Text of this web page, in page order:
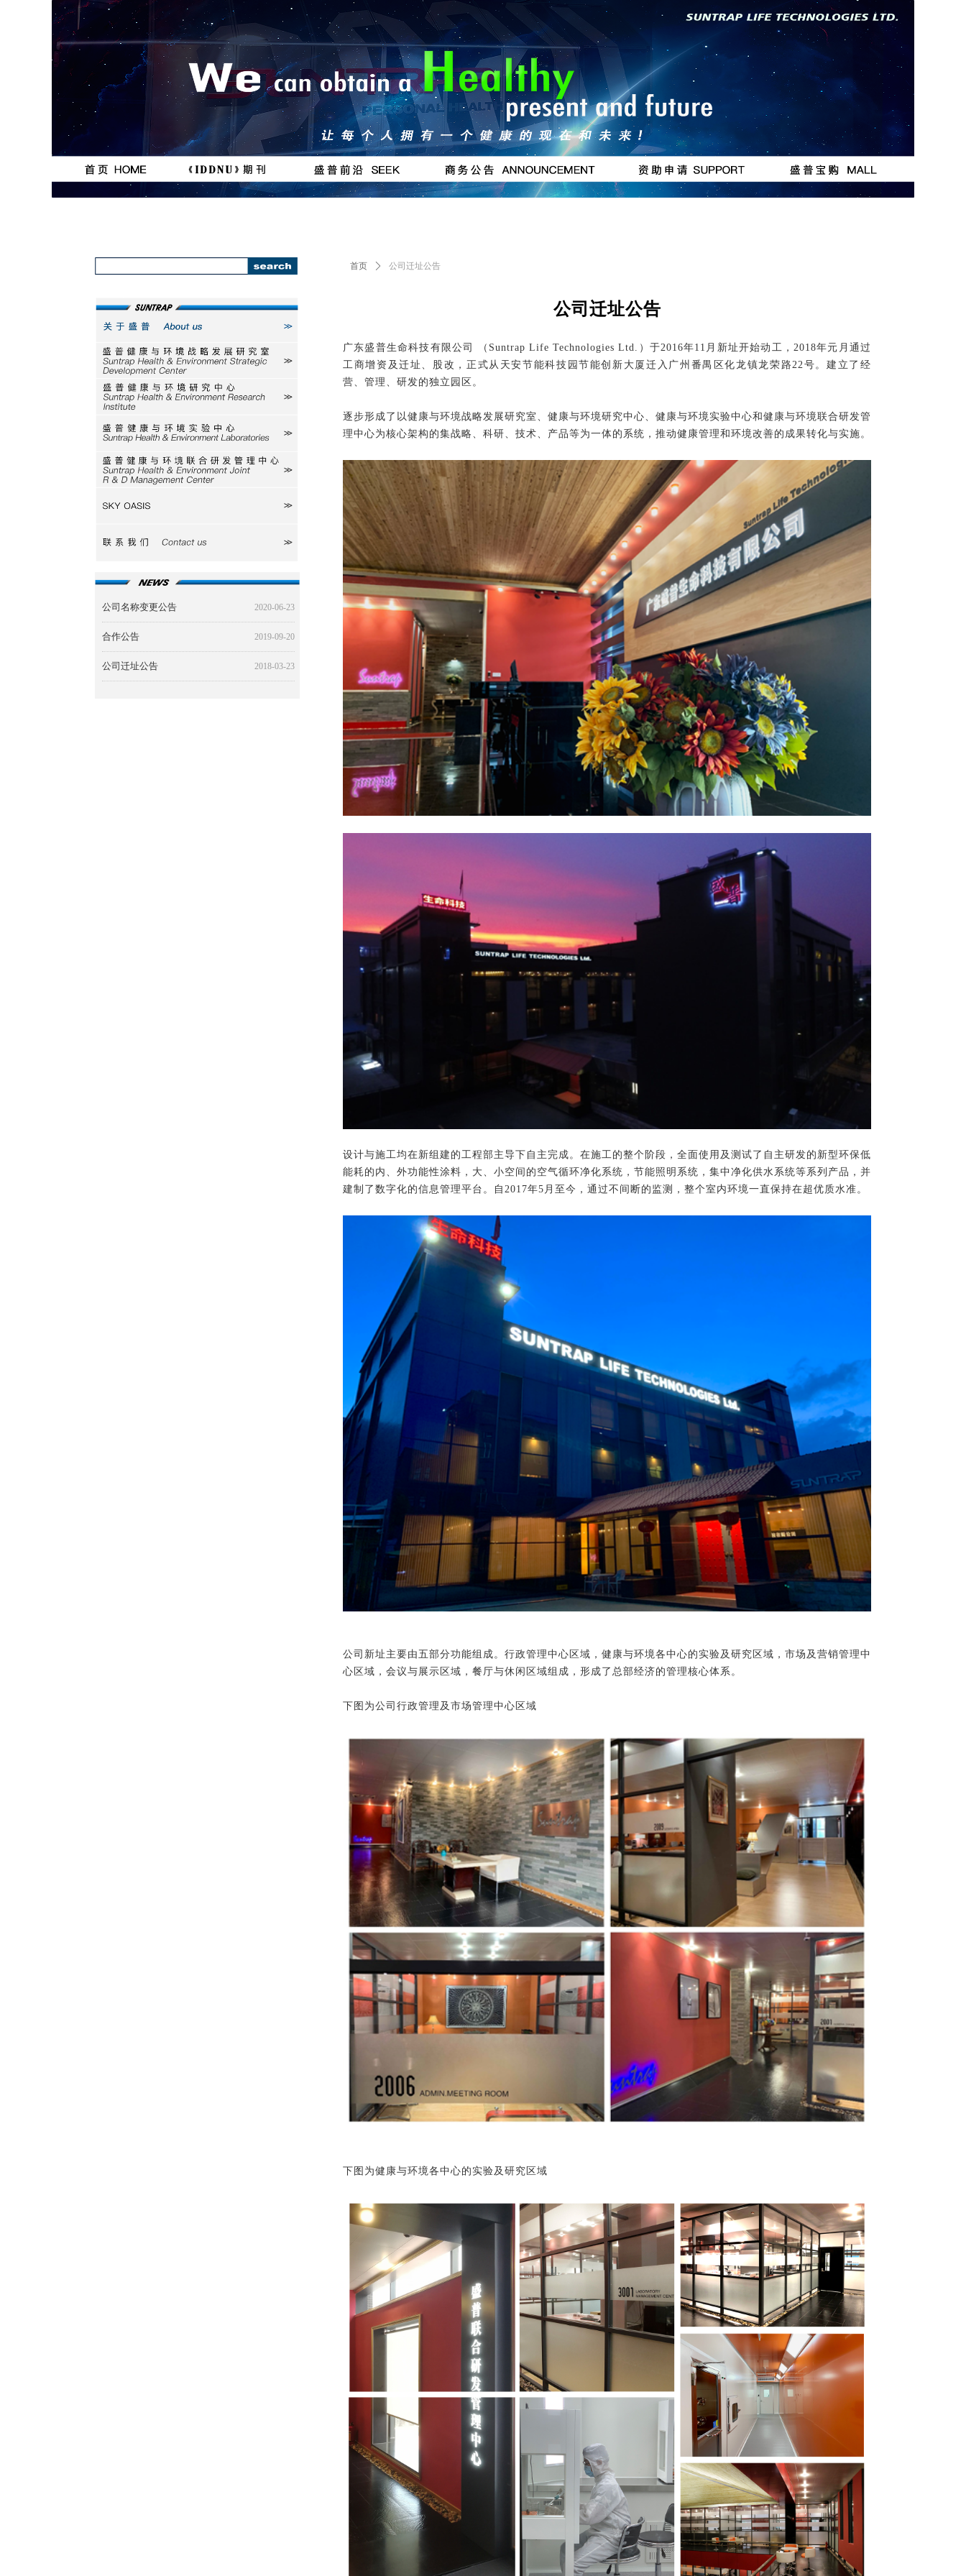
按钮 按钮 按钮 按钮
#
按钮
公司迁址公告
广东盛普生命科技有限公司 （Suntrap Life Technologies Ltd.）于2016年11月新址开始动工，2018年元月 通过
工商增资及迁址、股改，正式从天安节能科技园节能创新大厦迁入广州番禺区化龙镇龙荣路22号。建立了经
营、管理、研发的独立园区。
逐步形成了以健康与环境战略发展研究室、健康与环境研究中心、健康与环境实验中心和健康与环境联合研发管
理中心为核心架构的集战略、科研、技术、产品等为一体的系统，推动健康管理和环境改善的成果转化与实施。
设计与施工均在新组建的工程部主导下自主完成。在施工的整个阶段，全面使用及测试了自主研发的新型环保低
能耗的内、外功能性涂料，大、小空间的空气循环净化系统，节能照明系统，集中净化供水系统等系列产品，并
建制了数字化的信息管理平台。自2017年5月至今，通过不间断的监测，整个室内环境一直保持在超优质水准。
公司新址主要由五部分功能组成。行政管理中心区域，健康与环境各中心的实验及研究区域，市场及营销管理中
心区域，会议与展示区域，餐厅与休闲区域组成，形成了总部经济的管理核心体系。
下图为公司行政管理及市场管理中心区域
下图为健康与环境各中心的实验及研究区域
关于盛普
研究室
研究中心
实验中心
研发中心
联系我们
首页 ꄲ 公司迁址公告
2020-06-23
公司名称变更公告
2019-09-20
合作公告
2018-03-23
公司迁址公告
111111